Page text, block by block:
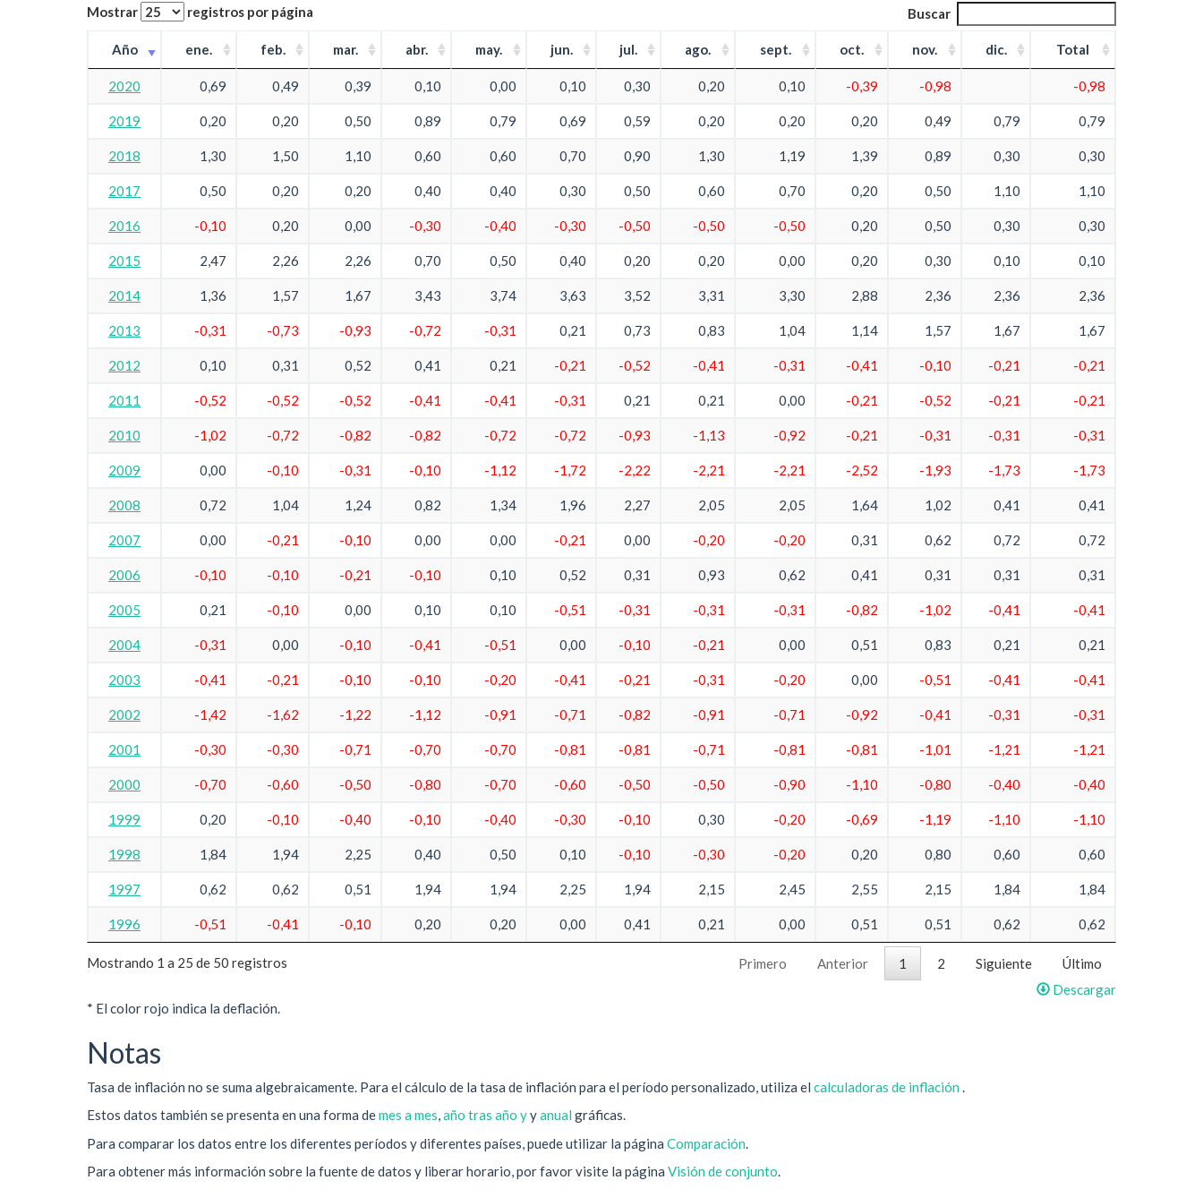
Mostrar registros por página Buscar
Año ene. feb. mar. abr. may. jun. jul. ago. sept. oct. nov. dic. Total
2020 0,69 0,49 0,39 0,10 0,00 0,10 0,30 0,20 0,10 -0,39 -0,98 -0,98
2019 0,20 0,20 0,50 0,89 0,79 0,69 0,59 0,20 0,20 0,20 0,49 0,79 0,79
2018 1,30 1,50 1,10 0,60 0,60 0,70 0,90 1,30 1,19 1,39 0,89 0,30 0,30
2017 0,50 0,20 0,20 0,40 0,40 0,30 0,50 0,60 0,70 0,20 0,50 1,10 1,10
2016 -0,10 0,20 0,00 -0,30 -0,40 -0,30 -0,50 -0,50 -0,50 0,20 0,50 0,30 0,30
2015 2,47 2,26 2,26 0,70 0,50 0,40 0,20 0,20 0,00 0,20 0,30 0,10 0,10
2014 1,36 1,57 1,67 3,43 3,74 3,63 3,52 3,31 3,30 2,88 2,36 2,36 2,36
2013 -0,31 -0,73 -0,93 -0,72 -0,31 0,21 0,73 0,83 1,04 1,14 1,57 1,67 1,67
2012 0,10 0,31 0,52 0,41 0,21 -0,21 -0,52 -0,41 -0,31 -0,41 -0,10 -0,21 -0,21
2011 -0,52 -0,52 -0,52 -0,41 -0,41 -0,31 0,21 0,21 0,00 -0,21 -0,52 -0,21 -0,21
2010 -1,02 -0,72 -0,82 -0,82 -0,72 -0,72 -0,93 -1,13 -0,92 -0,21 -0,31 -0,31 -0,31
2009 0,00 -0,10 -0,31 -0,10 -1,12 -1,72 -2,22 -2,21 -2,21 -2,52 -1,93 -1,73 -1,73
2008 0,72 1,04 1,24 0,82 1,34 1,96 2,27 2,05 2,05 1,64 1,02 0,41 0,41
2007 0,00 -0,21 -0,10 0,00 0,00 -0,21 0,00 -0,20 -0,20 0,31 0,62 0,72 0,72
2006 -0,10 -0,10 -0,21 -0,10 0,10 0,52 0,31 0,93 0,62 0,41 0,31 0,31 0,31
2005 0,21 -0,10 0,00 0,10 0,10 -0,51 -0,31 -0,31 -0,31 -0,82 -1,02 -0,41 -0,41
2004 -0,31 0,00 -0,10 -0,41 -0,51 0,00 -0,10 -0,21 0,00 0,51 0,83 0,21 0,21
2003 -0,41 -0,21 -0,10 -0,10 -0,20 -0,41 -0,21 -0,31 -0,20 0,00 -0,51 -0,41 -0,41
2002 -1,42 -1,62 -1,22 -1,12 -0,91 -0,71 -0,82 -0,91 -0,71 -0,92 -0,41 -0,31 -0,31
2001 -0,30 -0,30 -0,71 -0,70 -0,70 -0,81 -0,81 -0,71 -0,81 -0,81 -1,01 -1,21 -1,21
2000 -0,70 -0,60 -0,50 -0,80 -0,70 -0,60 -0,50 -0,50 -0,90 -1,10 -0,80 -0,40 -0,40
1999 0,20 -0,10 -0,40 -0,10 -0,40 -0,30 -0,10 0,30 -0,20 -0,69 -1,19 -1,10 -1,10
1998 1,84 1,94 2,25 0,40 0,50 0,10 -0,10 -0,30 -0,20 0,20 0,80 0,60 0,60
1997 0,62 0,62 0,51 1,94 1,94 2,25 1,94 2,15 2,45 2,55 2,15 1,84 1,84
1996 -0,51 -0,41 -0,10 0,20 0,20 0,00 0,41 0,21 0,00 0,51 0,51 0,62 0,62
Mostrando 1 a 25 de 50 registros Primero Anterior 1 2 Siguiente
Último
Descargar
* El color rojo indica la deflación.
Notas
Tasa de inflación no se suma algebraicamente. Para el cálculo de la tasa de inflación para el período personalizado, utiliza el calculadoras de inflación
Estos datos también se presenta en una forma demes a mes,año tras año yyanual gráficas.
Para comparar los datos entre los diferentes períodos y diferentes países, puede utilizar la página Comparación
Para obtener más información sobre la fuente de datos y liberar horario, por favor visite la página Visión de conjunto.